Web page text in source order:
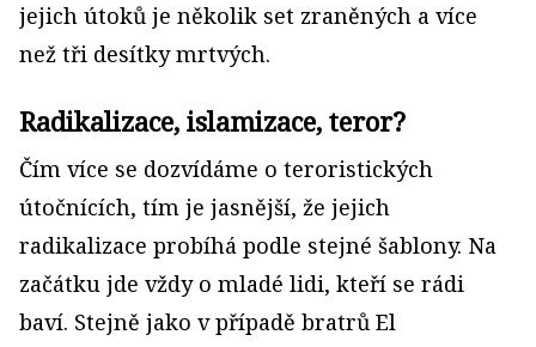
jejich útoků je několik set zraněných a více
než tři desítky mrtvých.
Radikalizace, islamizace, teror?
Čím více se dozvídáme o teroristických
útočnících, tím je jasnější, že jejich
radikalizace probíhá podle stejné šablony. Na
začátku jde vždy o mladé lidi, kteří se rádi
baví. Stejně jako v případě bratrů El